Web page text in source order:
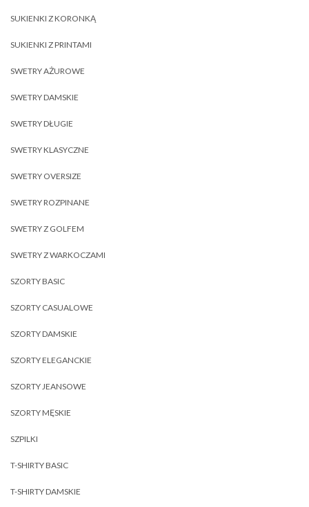
SUKIENKI Z KORONKĄ
SUKIENKI Z PRINTAMI
SWETRY AŻUROWE
SWETRY DAMSKIE
SWETRY DŁUGIE
SWETRY KLASYCZNE
SWETRY OVERSIZE
SWETRY ROZPINANE
SWETRY Z GOLFEM
SWETRY Z WARKOCZAMI
SZORTY BASIC
SZORTY CASUALOWE
SZORTY DAMSKIE
SZORTY ELEGANCKIE
SZORTY JEANSOWE
SZORTY MĘSKIE
SZPILKI
T-SHIRTY BASIC
T-SHIRTY DAMSKIE